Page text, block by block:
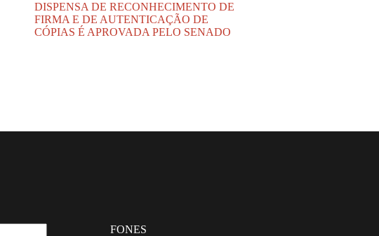
DISPENSA DE RECONHECIMENTO DE
FIRMA E DE AUTENTICAÇÃO DE
CÓPIAS É APROVADA PELO SENADO
FONES